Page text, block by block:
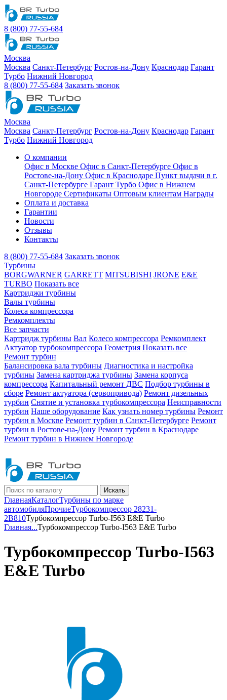
8 (800) 77-55-684
Москва
Москва Санкт-Петербург Ростов-на-Дону Краснодар Гарант
Турбо Нижний Новгород
8 (800) 77-55-684 Заказать звонок
Москва
Москва Санкт-Петербург Ростов-на-Дону Краснодар Гарант
Турбо Нижний Новгород
О компании
Офис в Москве Офис в Санкт-Петербурге Офис в
Ростове-на-Дону Офис в Краснодаре Пункт выдачи в г.
Санкт-Петербурге Гарант Турбо Офис в Нижнем
Новгороде Сертификаты Оптовым клиентам Награды
Оплата и доставка
Гарантии
Новости
Отзывы
Контакты
8 (800) 77-55-684 Заказать звонок
Турбины
BORGWARNER GARRETT MITSUBISHI JRONE E&E
TURBO Показать все
Картриджи турбины
Валы турбины
Колеса компрессора
Ремкомплекты
Все запчасти
Картридж турбины Вал Колесо компрессора Ремкомплект
Актуатор турбокомпрессора Геометрия Показать все
Ремонт турбин
Балансировка вала турбины Диагностика и настройка
турбины Замена картриджа турбины Замена корпуса
компрессора Капитальный ремонт ДВС Подбор турбины в
сборе Ремонт актуатора (сервопривода) Ремонт дизельных
турбин Снятие и установка турбокомпрессора Неисправности
турбин Наше оборудование Как узнать номер турбины Ремонт
турбин в Москве Ремонт турбин в Санкт-Петербурге Ремонт
турбин в Ростове-на-Дону Ремонт турбин в Краснодаре
Ремонт турбин в Нижнем Новгороде
Искать
ГлавнаяКаталогТурбины по марке
автомобиляПрочиеТурбокомпрессор 28231-
2B810Турбокомпрессор Turbo-I563 E&E Turbo
Главная...Турбокомпрессор Turbo-I563 E&E Turbo
Турбокомпрессор Turbo-I563
E&E Turbo